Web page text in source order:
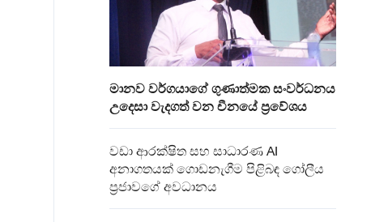
මානව වර්ගයාගේ ගුණාත්මක සංවර්ධනය
උදෙසා වැදගත් වන චීනයේ ප්‍රවේශය
වඩා ආරක්ෂිත සහ සාධාරණ AI
අනාගතයක් ගොඩනැගීම පිළිබඳ ගෝලීය
ප්‍රජාවගේ අවධානය